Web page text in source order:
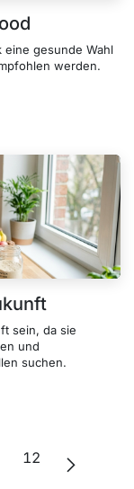
eine gesunde Wahl
werden.
sein, da sie
und
suchen.
12